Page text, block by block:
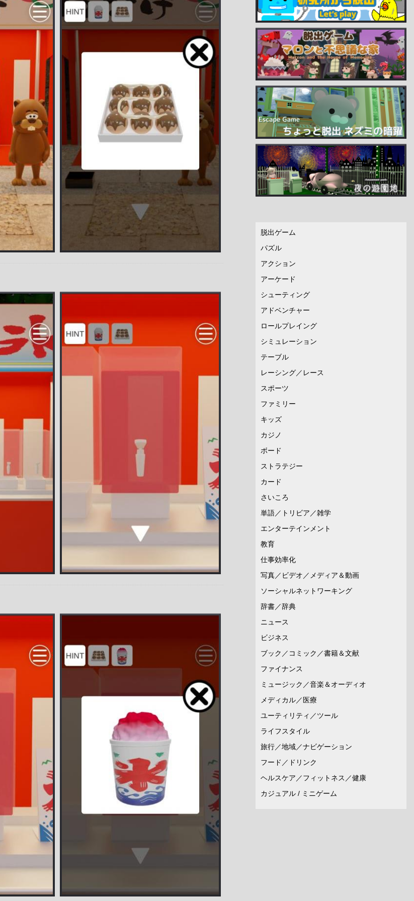
脱出ゲーム
パズル
アクション
アーケード
シューティング
アドベンチャー
ロールプレイング
シミュレーション
テーブル
レーシング／レース
スポーツ
ファミリー
キッズ
カジノ
ボード
ストラテジー
カード
さいころ
単語／トリビア／雑学
エンターテインメント
教育
仕事効率化
写真／ビデオ／メディア＆動画
ソーシャルネットワーキング
辞書／辞典
ニュース
ビジネス
ブック／コミック／書籍＆文献
ファイナンス
ミュージック／音楽＆オーディオ
メディカル／医療
ユーティリティ／ツール
ライフスタイル
旅行／地域／ナビゲーション
フード／ドリンク
ヘルスケア／フィットネス／健康
カジュアル / ミニゲーム